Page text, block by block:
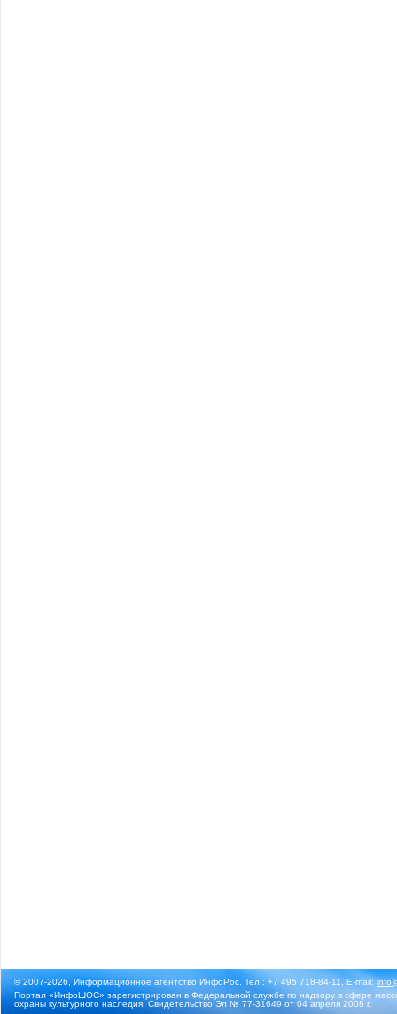
© 2007-2026, Информационное агентство ИнфоРос. Тел.: +7 495 718-84-11, E-mail:
Портал «ИнфоШОС» зарегистрирован в Федеральной службе по надзору в сфере
охраны культурного наследия. Свидетельство Эл № 77-31649 от 04 апреля 2008 г.